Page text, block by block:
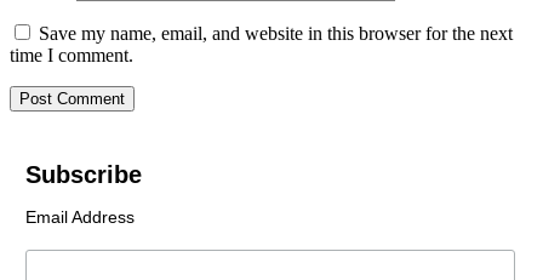
Save my name, email, and website in this browser for the next
time I comment.
Subscribe
Email Address